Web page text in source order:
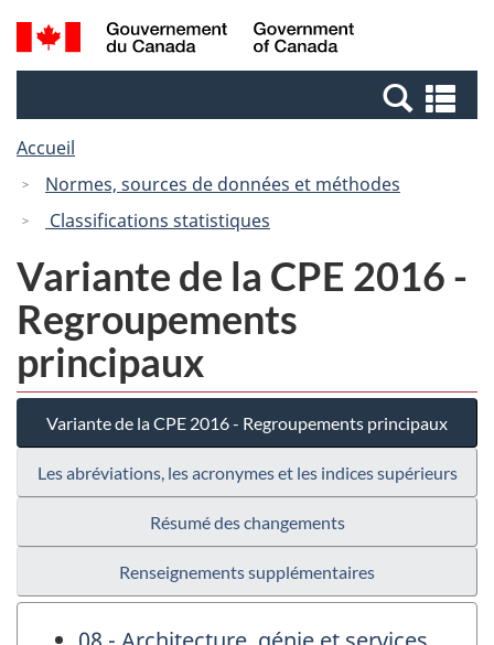
Passer
au
Passer
à
Canada
Recherche
et
et
Accueil
Normes, sources de données et méthodes
Classifications statistiques
Variante de la CPE 2016 -
Regroupements
principaux
Variante de la CPE 2016 - Regroupements principaux
Les abréviations, les acronymes et les indices supérieurs
Résumé des changements
Renseignements supplémentaires